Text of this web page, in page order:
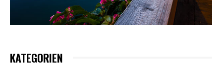
KATEGORIEN